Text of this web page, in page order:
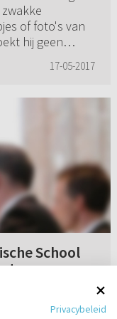
of foto's van
hij geen
17-05-2017
School
intellectuele
Privacybeleid